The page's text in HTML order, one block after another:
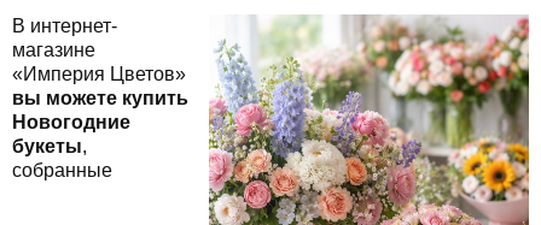
В интернет-
магазине
«Империя Цветов»
вы можете купить
Новогодние
букеты,
собранные